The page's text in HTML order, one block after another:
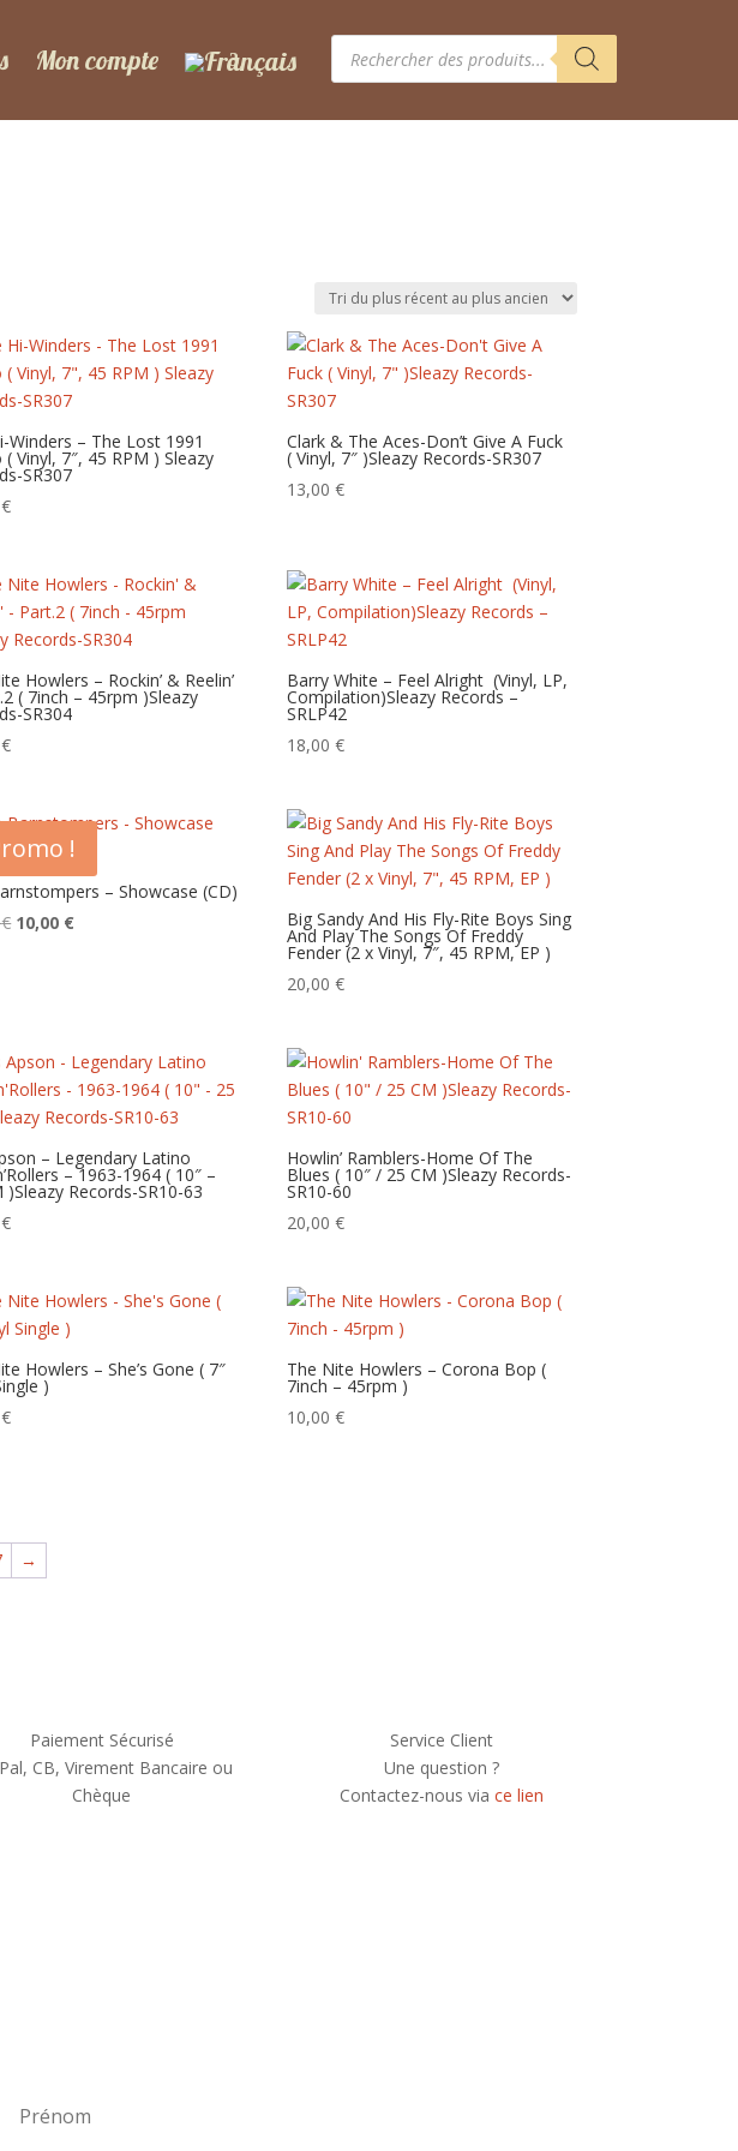
Mon compte
Recherche
produits
Winders – The Lost 1991
Vinyl, 7″, 45 RPM ) Sleazy
SR307
€
Clark & The Aces-Don’t Give A Fuck
( Vinyl, 7″ )Sleazy Records-SR307
13,00€
Howlers – Rockin’ & Reelin’
( 7inch – 45rpm )Sleazy
SR304
€
Barry White – Feel Alright ‎ (Vinyl, LP,
Compilation)Sleazy Records –
SRLP42
18,00€
!
– Showcase (CD)
€ Le
10,00 €Le
Big Sandy And His Fly-Rite Boys Sing
And Play The Songs Of Freddy
Fender (2 x Vinyl, 7″, 45 RPM, EP )
20,00€
– Legendary Latino
– 1963-1964 ( 10″ –
)Sleazy Records-SR10-63
€
Howlin’ Ramblers-Home Of The
Blues ( 10″ / 25 CM )Sleazy Records-
SR10-60
20,00€
Howlers – She’s Gone ( 7″
)
€
The Nite Howlers – Corona Bop (
7inch – 45rpm )
10,00€
→
Paiement Sécurisé
CB, Virement Bancaire ou
Chèque
Service Client
Une question ?
Contactez-nous viace lien